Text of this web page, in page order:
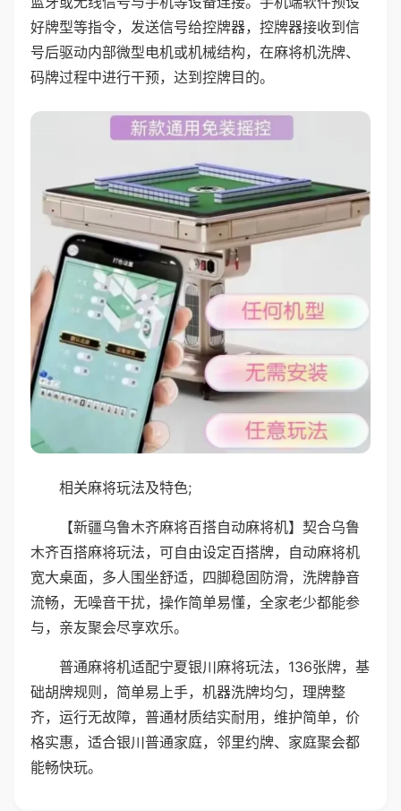
好牌型等指令，发送信号给控牌器，控牌器接收到信
号后驱动内部微型电机或机械结构，在麻将机洗牌、
码牌过程中进行干预，达到控牌目的。
相关麻将玩法及特色;
【新疆乌鲁木齐麻将百搭自动麻将机】契合乌鲁
木齐百搭麻将玩法，可自由设定百搭牌，自动麻将机
宽大桌面，多人围坐舒适，四脚稳固防滑，洗牌静音
流畅，无噪音干扰，操作简单易懂，全家老少都能参
与，亲友聚会尽享欢乐。
普通麻将机适配宁夏银川麻将玩法，136张牌，基
础胡牌规则，简单易上手，机器洗牌均匀，理牌整
齐，运行无故障，普通材质结实耐用，维护简单，价
格实惠，适合银川普通家庭，邻里约牌、家庭聚会都
能畅快玩。